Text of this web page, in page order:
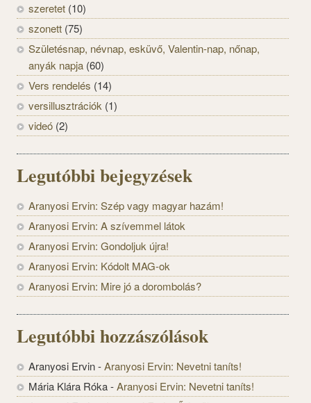
szeretet (10)
szonett (75)
Születésnap, névnap, esküvő, Valentin-nap, nőnap,
anyák napja (60)
Vers rendelés (14)
versillusztrációk (1)
videó (2)
Legutóbbi bejegyzések
Aranyosi Ervin: Szép vagy magyar hazám!
Aranyosi Ervin: A szívemmel látok
Aranyosi Ervin: Gondoljuk újra!
Aranyosi Ervin: Kódolt MAG-ok
Aranyosi Ervin: Mire jó a dorombolás?
Legutóbbi hozzászólások
Aranyosi Ervin-Aranyosi Ervin: Nevetni taníts!
Mária Klára Róka-Aranyosi Ervin: Nevetni taníts!